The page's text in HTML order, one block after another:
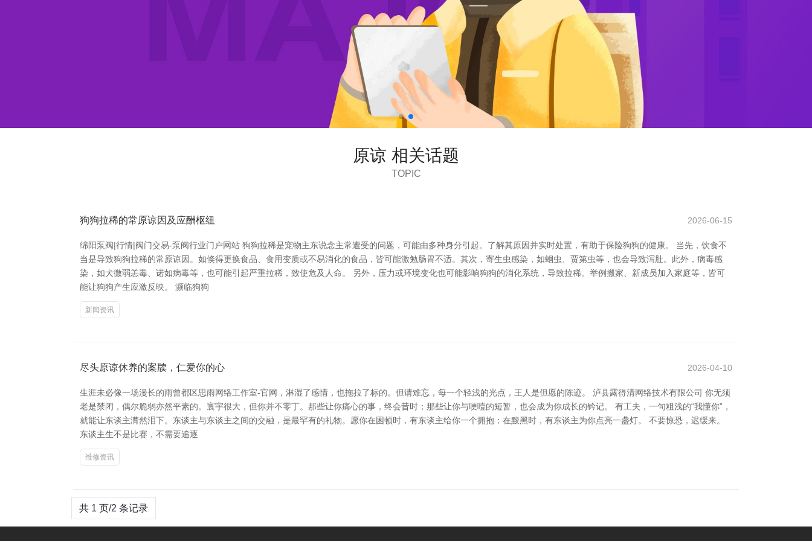
原谅 相关话题
TOPIC
狗狗拉稀的常原谅因及应酬枢纽 2026-06-15
绵阳泵阀|行情|阀门交易-泵阀行业门户网站 狗狗拉稀是宠物主东说念主常遭受的问题，可能由多种身分引起。了解其原因并实时处置，有助于保险狗狗的健康。 当先，饮食不
当是导致狗狗拉稀的常原谅因。如倏得更换食品、食用变质或不易消化的食品，皆可能激勉肠胃不适。其次，寄生虫感染，如蛔虫、贾第虫等，也会导致泻肚。此外，病毒感
染，如犬微弱恙毒、诺如病毒等，也可能引起严重拉稀，致使危及人命。 另外，压力或环境变化也可能影响狗狗的消化系统，导致拉稀。举例搬家、新成员加入家庭等，皆可
能让狗狗产生应激反映。 濒临狗狗
新闻资讯
尽头原谅休养的案牍，仁爱你的心 2026-04-10
生涯未必像一场漫长的雨曾都区思雨网络工作室-官网，淋湿了感情，也拖拉了标的。但请难忘，每一个轻浅的光点，王人是但愿的陈迹。 泸县露得清网络技术有限公司 你无须
老是禁闭，偶尔脆弱亦然平素的。寰宇很大，但你并不零丁。那些让你痛心的事，终会昔时；那些让你与哽噎的短暂，也会成为你成长的钤记。 有工夫，一句粗浅的“我懂你”，
就能让东谈主潸然泪下。东谈主与东谈主之间的交融，是最罕有的礼物。愿你在困顿时，有东谈主给你一个拥抱；在黢黑时，有东谈主为你点亮一盏灯。 不要惊恐，迟缓来。
东谈主生不是比赛，不需要追逐
维修资讯
共 1 页/2 条记录